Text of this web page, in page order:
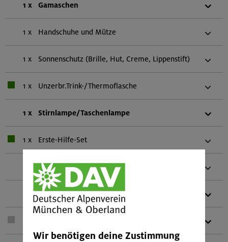
1 x Gamaschen
1 x Handschuhe und Mütze
1 x Sonnenschutz (Brille, Hut, Creme, Lippenstift)
1 x Unzerbr.Trink-/Thermoflasche
1 x Stirnlampe/Taschenlampe
1 x Erste-Hilfe-Set
Mobiltelefon
Biwaksack (einer pro zwei Personen)
Wir benötigen deine Zustimmung